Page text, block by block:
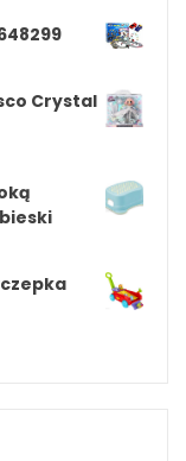
Crystal